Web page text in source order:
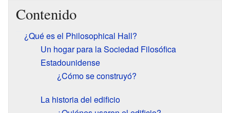
Contenido
¿Qué es el Philosophical Hall?
Un hogar para la Sociedad Filosófica
Estadounidense
¿Cómo se construyó?
La historia del edificio